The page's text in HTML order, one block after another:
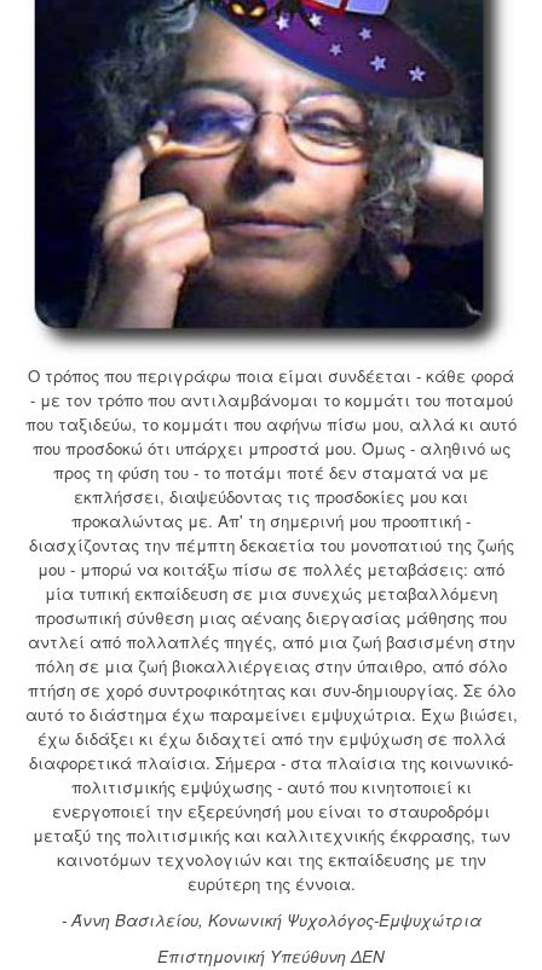
Ο τρόπος που περιγράφω ποια είμαι συνδέεται - κάθε φορά
- με τον τρόπο που αντιλαμβάνομαι το κομμάτι του ποταμού
που ταξιδεύω, το κομμάτι που αφήνω πίσω μου, αλλά κι αυτό
που προσδοκώ ότι υπάρχει μπροστά μου. Όμως - αληθινό ως
προς τη φύση του - το ποτάμι ποτέ δεν σταματά να με
εκπλήσσει, διαψεύδοντας τις προσδοκίες μου και
προκαλώντας με. Απ' τη σημερινή μου προοπτική -
διασχίζοντας την πέμπτη δεκαετία του μονοπατιού της ζωής
μου - μπορώ να κοιτάξω πίσω σε πολλές μεταβάσεις: από
μία τυπική εκπαίδευση σε μια συνεχώς μεταβαλλόμενη
προσωπική σύνθεση μιας αέναης διεργασίας μάθησης που
αντλεί από πολλαπλές πηγές, από μια ζωή βασισμένη στην
πόλη σε μια ζωή βιοκαλλιέργειας στην ύπαιθρο, από σόλο
πτήση σε χορό συντροφικότητας και συν-δημιουργίας. Σε όλο
αυτό το διάστημα έχω παραμείνει εμψυχώτρια. Έχω βιώσει,
έχω διδάξει κι έχω διδαχτεί από την εμψύχωση σε πολλά
διαφορετικά πλαίσια. Σήμερα - στα πλαίσια της κοινωνικό-
πολιτισμικής εμψύχωσης - αυτό που κινητοποιεί κι
ενεργοποιεί την εξερεύνησή μου είναι το σταυροδρόμι
μεταξύ της πολιτισμικής και καλλιτεχνικής έκφρασης, των
καινοτόμων τεχνολογιών και της εκπαίδευσης με την
ευρύτερη της έννοια.
- Άννη Βασιλείου, Κονωνική Ψυχολόγος-Εμψυχώτρια
Επιστημονική Υπεύθυνη ΔΕΝ